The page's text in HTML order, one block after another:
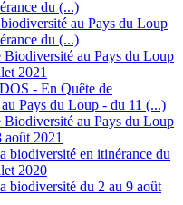
du (...)
au Pays du Loup
du (...)
Biodiversité au Pays du Loup
2021
- En Quête de
Pays du Loup - du 11 (...)
Biodiversité au Pays du Loup
août 2021
biodiversité en itinérance du
2020
biodiversité du 2 au 9 août